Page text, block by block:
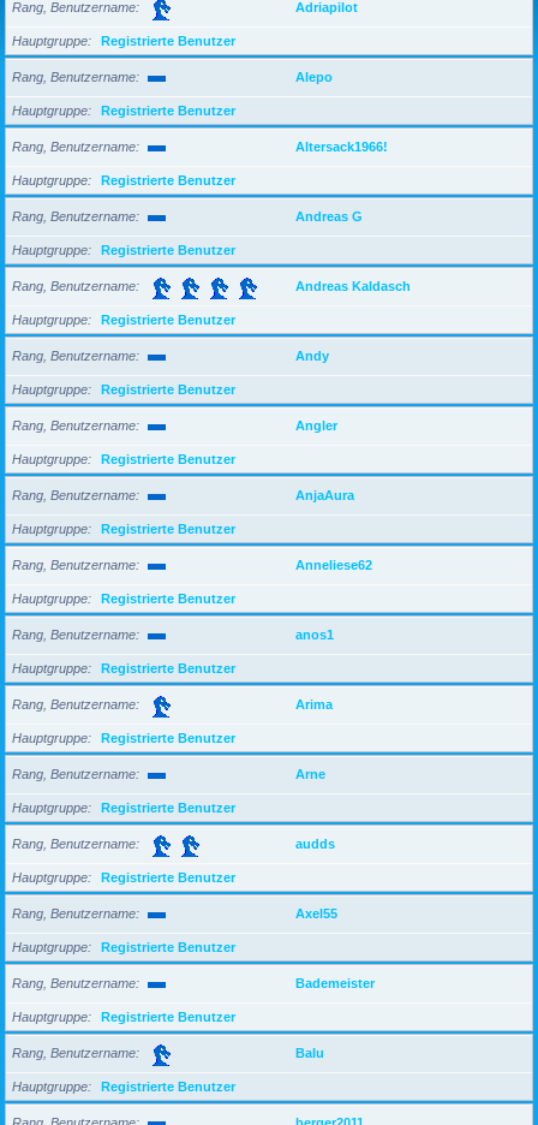
Rang, Benutzername Adriapilot
Hauptgruppe Registrierte Benutzer
Rang, Benutzername Alepo
Hauptgruppe Registrierte Benutzer
Rang, Benutzername Altersack1966!
Hauptgruppe Registrierte Benutzer
Rang, Benutzername Andreas G
Hauptgruppe Registrierte Benutzer
Rang, Benutzername Andreas Kaldasch
Hauptgruppe Registrierte Benutzer
Rang, Benutzername Andy
Hauptgruppe Registrierte Benutzer
Rang, Benutzername Angler
Hauptgruppe Registrierte Benutzer
Rang, Benutzername AnjaAura
Hauptgruppe Registrierte Benutzer
Rang, Benutzername Anneliese62
Hauptgruppe Registrierte Benutzer
Rang, Benutzername anos1
Hauptgruppe Registrierte Benutzer
Rang, Benutzername Arima
Hauptgruppe Registrierte Benutzer
Rang, Benutzername Arne
Hauptgruppe Registrierte Benutzer
Rang, Benutzername audds
Hauptgruppe Registrierte Benutzer
Rang, Benutzername Axel55
Hauptgruppe Registrierte Benutzer
Rang, Benutzername Bademeister
Hauptgruppe Registrierte Benutzer
Rang, Benutzername Balu
Hauptgruppe Registrierte Benutzer